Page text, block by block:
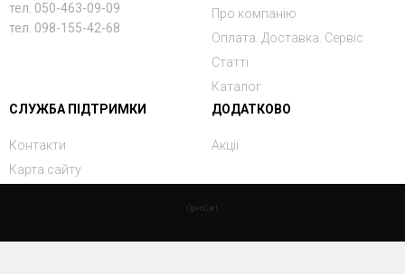
тел. 050-463-09-09
тел. 098-155-42-68
Про компанію
Оплата. Доставка. Сервіс
Статті
Каталог
СЛУЖБА ПІДТРИМКИ
Контакти
Карта сайту
ДОДАТКОВО
Акції
OpenCart